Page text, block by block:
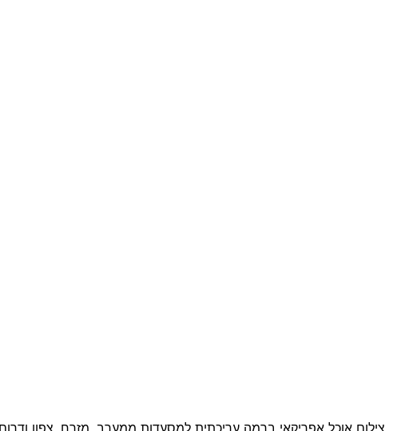
צילום אוכל אפריקאי ברמה עריכתית למסעדות ממערב, מזרח, צפון